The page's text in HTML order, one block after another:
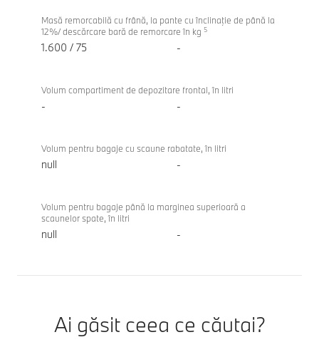
Masă remorcabilă cu frână, la pante cu înclinaţie de până la
12%/ descărcare bară de remorcare în kg 5
1.600 / 75 -
Volum compartiment de depozitare frontal, în litri
- -
Volum pentru bagaje cu scaune rabatate, în litri
null -
Volum pentru bagaje până la marginea superioară a
scaunelor spate, în litri
null -
Ai găsit ceea ce căutai?